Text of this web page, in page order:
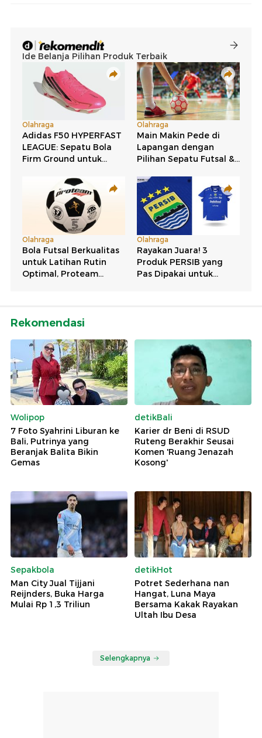
Rekomendasi
Wolipop
7 Foto Syahrini Liburan ke
Bali, Putrinya yang
Beranjak Balita Bikin
Gemas
detikBali
Karier dr Beni di RSUD
Ruteng Berakhir Seusai
Komen 'Ruang Jenazah
Kosong'
Sepakbola
Man City Jual Tijjani
Reijnders, Buka Harga
Mulai Rp 1,3 Triliun
detikHot
Potret Sederhana nan
Hangat, Luna Maya
Bersama Kakak Rayakan
Ultah Ibu Desa
Selengkapnya